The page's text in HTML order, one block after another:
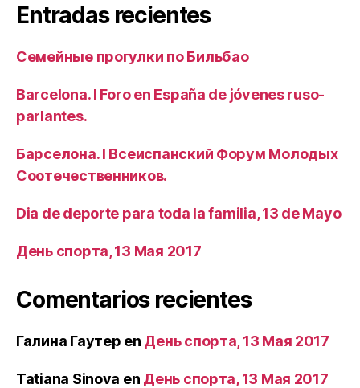
Entradas recientes
Семейные прогулки по Бильбао
Barcelona. I Foro en España de jóvenes ruso-
parlantes.
Барселона. I Всеиспанский Форум Молодых
Соотечественников.
Dia de deporte para toda la familia, 13 de Mayo
День спорта, 13 Мая 2017
Comentarios recientes
Галина Гаутер en День спорта, 13 Мая 2017
Tatiana Sinova en День спорта, 13 Мая 2017